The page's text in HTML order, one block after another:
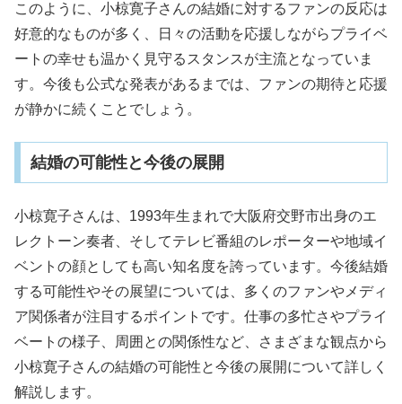
このように、小椋寛子さんの結婚に対するファンの反応は
好意的なものが多く、日々の活動を応援しながらプライベ
ートの幸せも温かく見守るスタンスが主流となっていま
す。今後も公式な発表があるまでは、ファンの期待と応援
が静かに続くことでしょう。
結婚の可能性と今後の展開
小椋寛子さんは、1993年生まれで大阪府交野市出身のエ
レクトーン奏者、そしてテレビ番組のレポーターや地域イ
ベントの顔としても高い知名度を誇っています。今後結婚
する可能性やその展望については、多くのファンやメディ
ア関係者が注目するポイントです。仕事の多忙さやプライ
ベートの様子、周囲との関係性など、さまざまな観点から
小椋寛子さんの結婚の可能性と今後の展開について詳しく
解説します。